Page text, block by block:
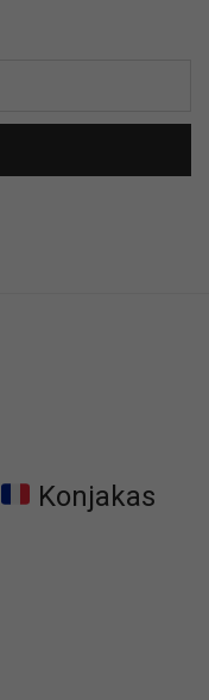
Konjakas